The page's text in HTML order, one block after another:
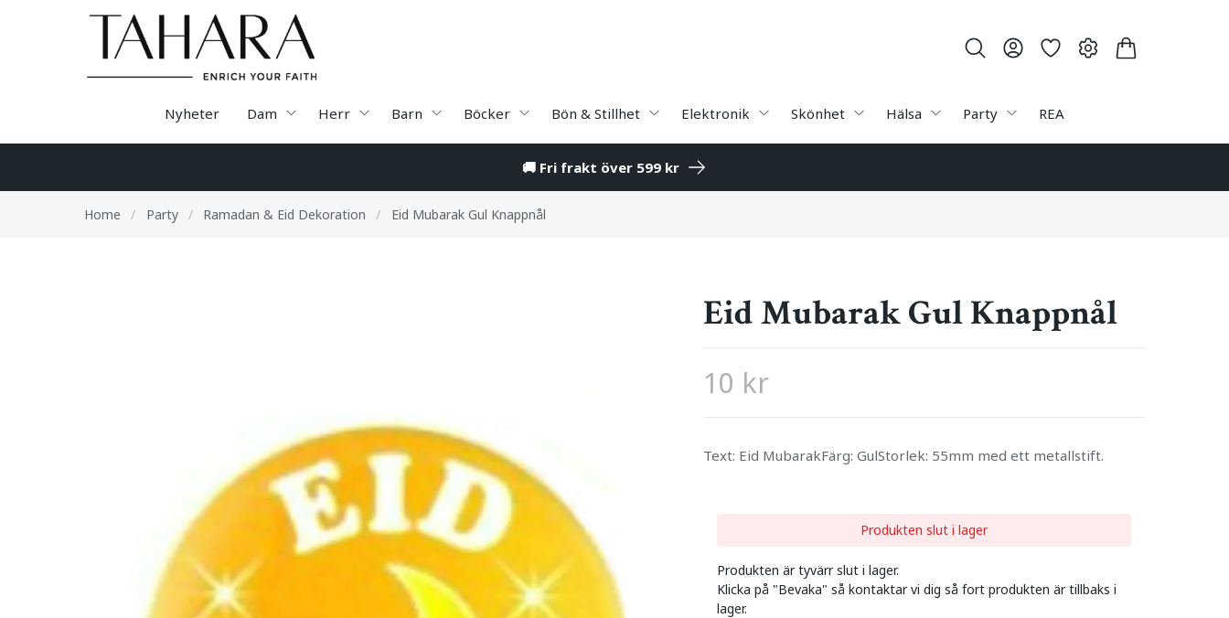
Nyheter Dam Herr Barn Böcker Bön & Stillhet Elektronik Skönhet Hälsa Party REA
🚚 Fri frakt över 599 kr
Home / Party / Ramadan & Eid Dekoration / Eid Mubarak Gul Knappnål
Eid Mubarak Gul Knappnål
10 kr
Text: Eid MubarakFärg: GulStorlek: 55mm med ett metallstift.
Produkten slut i lager
Produkten är tyvärr slut i lager.
Klicka på "Bevaka" så kontaktar vi dig så fort produkten är tillbaks i
lager.